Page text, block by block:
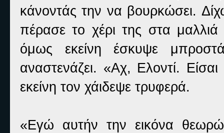
κάνοντάς την να βουρκώσει.
πέρασε το χέρι της στα
όμως εκείνη έσκυψε
αναστενάζει. «Αχ, Ελοντί.
εκείνη τον χάιδεψε τρυφερά.
«Εγώ αυτήν την εικόνα θεωρώ